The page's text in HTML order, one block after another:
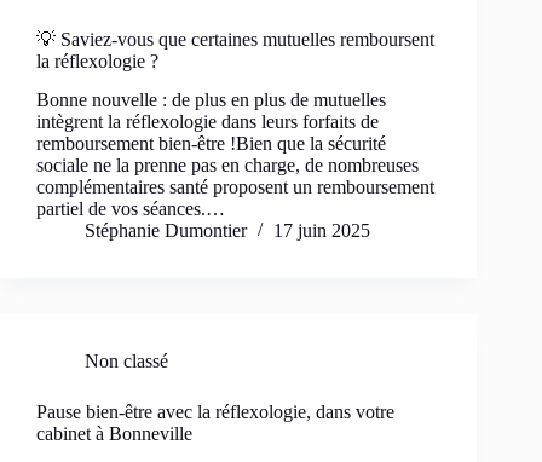
💡 Saviez-vous que certaines mutuelles remboursent
la réflexologie ?
Bonne nouvelle : de plus en plus de mutuelles
intègrent la réflexologie dans leurs forfaits de
remboursement bien-être !Bien que la sécurité
sociale ne la prenne pas en charge, de nombreuses
complémentaires santé proposent un remboursement
partiel de vos séances.…
Stéphanie Dumontier
17 juin 2025
Non classé
Pause bien-être avec la réflexologie, dans votre
cabinet à Bonneville